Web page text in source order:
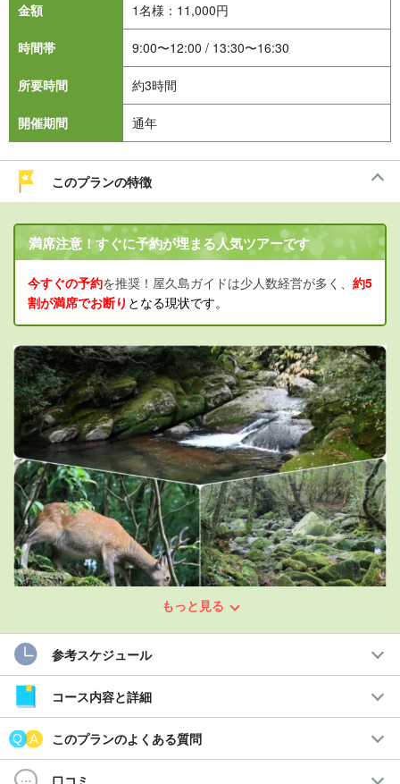
金額 1名様： 11,000円
時間帯 9:00〜12:00 / 13:30〜16:30
所要時間 約3時間
開催期間 通年
このプランの特徴
満席注意！すぐに予約が埋まる人気ツアーです
今すぐの予約を推奨！屋久島ガイドは少人数経営が多く、 約5
割が満席でお断り となる現状です。
苔が織りなす幻想的な空間に感動☆
屋久島で外せないスポット「白谷雲水峡」へ
白谷雲水峡は映画「もののけ姫」のモデルにもなったと言われて
おり、一面が多種多様な苔で覆われています。
屋久島で確認されている苔の種類は約644種です。その光景は息を
もっと見る
参考スケジュール
コース内容と詳細
このプランのよくある質問
口コミ